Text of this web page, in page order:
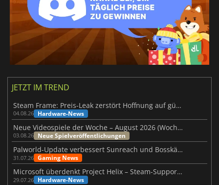
JETZT IM TREND
Steam Frame: Preis-Leak zerstört Hoffnung auf günstiges VR-Headset
04.08.26 Hardware-News
Neue Videospiele der Woche – August 2026 (Woche 32)
03.08.26 Neue Spielveröffentlichungen
Palworld-Update verbessert Sunreach und Bosskämpfe deutlich
31.07.26 Gaming News
Microsoft überdenkt Project Helix – Steam-Support gefährdet
29.07.26 Hardware-News